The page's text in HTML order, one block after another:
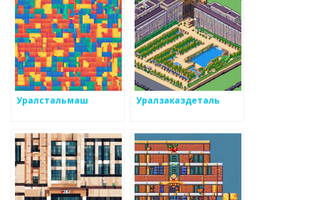
Уралстальмаш Уралзаказдеталь